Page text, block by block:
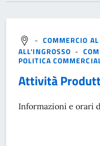
- COMMERCIO
ALL'INGROSSO -
POLITICA
Attività
Informazioni e orari